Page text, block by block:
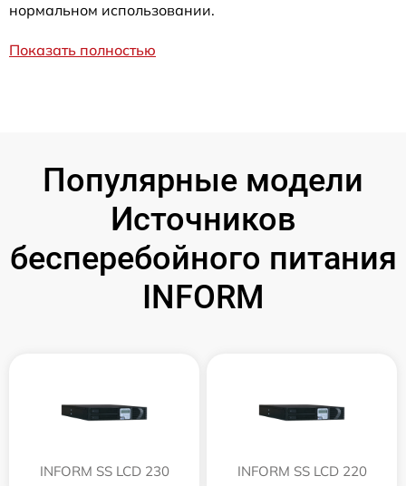
нормальном использовании.
Показать полностью
Популярные модели
Источников
бесперебойного питания
INFORM
INFORM SS LCD 230 INFORM SS LCD 220